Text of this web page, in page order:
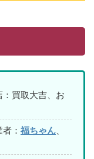
買取大吉、お
： 福ちゃん